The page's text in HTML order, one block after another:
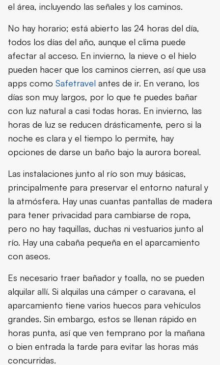
el área, incluyendo las señales y los caminos.
No hay horario; está abierto las 24 horas del día,
todos los días del año, aunque el clima puede
afectar al acceso. En invierno, la nieve o el hielo
pueden hacer que los caminos cierren, así que usa
apps como Safetravel antes de ir. En verano, los
días son muy largos, por lo que te puedes bañar
con luz natural a casi todas horas. En invierno, las
horas de luz se reducen drásticamente, pero si la
noche es clara y el tiempo lo permite, hay
opciones de darse un baño bajo la aurora boreal.
Las instalaciones junto al río son muy básicas,
principalmente para preservar el entorno natural y
la atmósfera. Hay unas cuantas pantallas de madera
para tener privacidad para cambiarse de ropa,
pero no hay taquillas, duchas ni vestuarios junto al
río. Hay una cabaña pequeña en el aparcamiento
con aseos.
Es necesario traer bañador y toalla, no se pueden
alquilar allí. Si alquilas una cámper o caravana, el
aparcamiento tiene varios huecos para vehículos
grandes. Sin embargo, estos se llenan rápido en
horas punta, así que ven temprano por la mañana
o bien entrada la tarde para evitar las horas más
concurridas.